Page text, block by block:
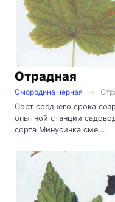
Отрадная
Смородина черная
Сорт среднего срока
опытной станции
сорта Минусинка сме...